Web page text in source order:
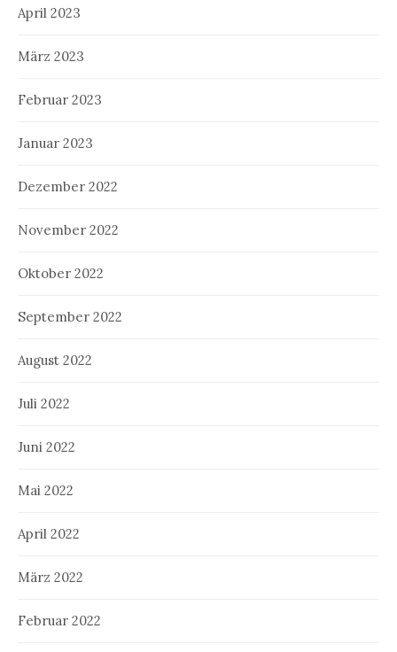
April 2023
März 2023
Februar 2023
Januar 2023
Dezember 2022
November 2022
Oktober 2022
September 2022
August 2022
Juli 2022
Juni 2022
Mai 2022
April 2022
März 2022
Februar 2022